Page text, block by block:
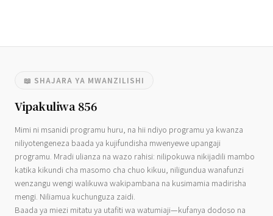
📖 SHAJARA YA MWANZILISHI
Vipakuliwa 856
Mimi ni msanidi programu huru, na hii ndiyo programu ya kwanza
niliyotengeneza baada ya kujifundisha mwenyewe upangaji
programu. Mradi ulianza na wazo rahisi: nilipokuwa nikijadili mambo
katika kikundi cha masomo cha chuo kikuu, niligundua wanafunzi
wenzangu wengi walikuwa wakipambana na kusimamia madirisha
mengi. Niliamua kuchunguza zaidi.
Baada ya miezi mitatu ya utafiti wa watumiaji—kufanya dodoso na